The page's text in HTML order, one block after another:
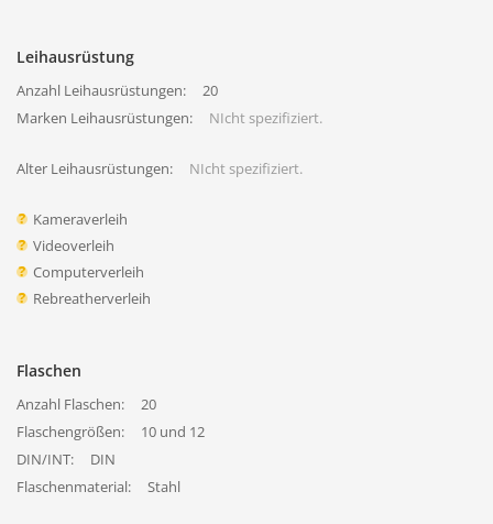
Leihausrüstung
Anzahl Leihausrüstungen:
20
Marken Leihausrüstungen:
NIcht spezifiziert.
Alter Leihausrüstungen: NIcht spezifiziert.
Kameraverleih
Videoverleih
Computerverleih
Rebreatherverleih
Flaschen
Anzahl Flaschen:
20
Flaschengrößen:
10 und 12
DIN/INT:
DIN
Flaschenmaterial:
Stahl